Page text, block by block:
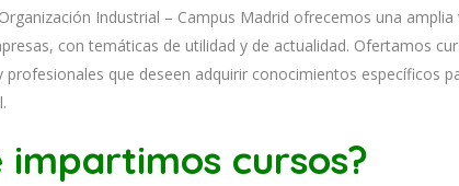
Industrial – Campus Madrid ofrecemos una amplia
presas, con temáticas de utilidad y de actualidad. Ofertamos
profesionales que deseen adquirir conocimientos específicos
impartimos cursos?